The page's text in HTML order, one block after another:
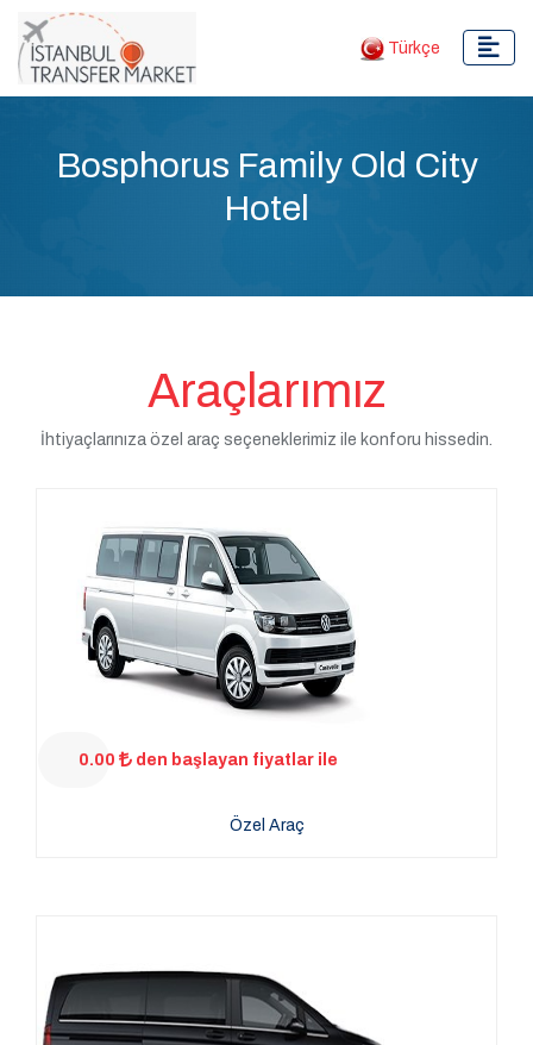
Türkçe
Bosphorus Family Old City
Hotel
Araçlarımız
İhtiyaçlarınıza özel araç seçeneklerimiz ile konforu hissedin.
0.00 den başlayan fiyatlar ile
Özel Araç